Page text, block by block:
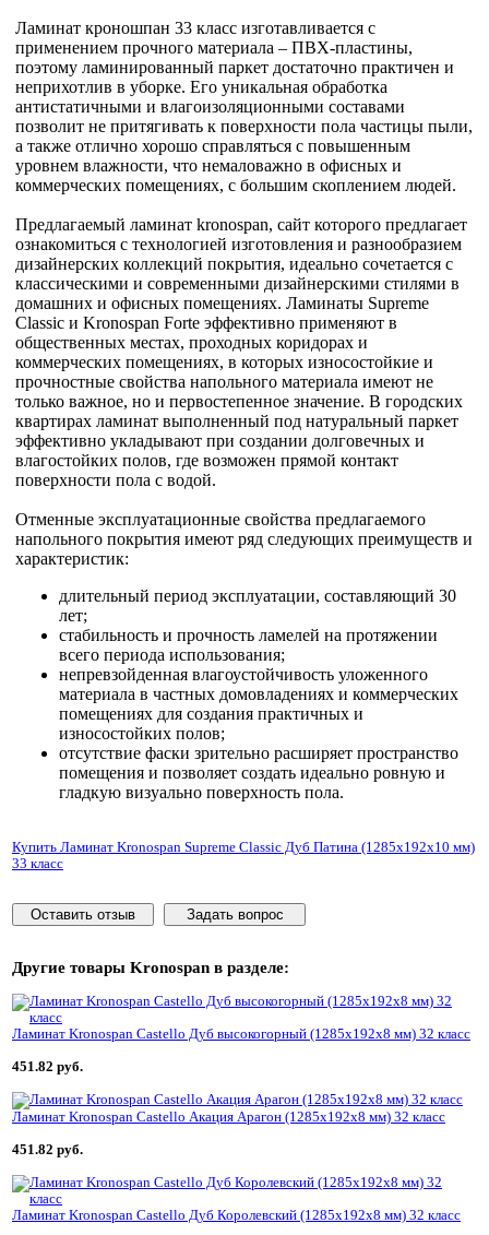
Ламинат кроношпан 33 класс изготавливается с
применением прочного материала – ПВХ-пластины,
поэтому ламинированный паркет достаточно практичен и
неприхотлив в уборке. Его уникальная обработка
антистатичными и влагоизоляционными составами
позволит не притягивать к поверхности пола частицы пыли,
а также отлично хорошо справляться с повышенным
уровнем влажности, что немаловажно в офисных и
коммерческих помещениях, с большим скоплением людей.
Предлагаемый ламинат kronospan, сайт которого предлагает
ознакомиться с технологией изготовления и разнообразием
дизайнерских коллекций покрытия, идеально сочетается с
классическими и современными дизайнерскими стилями в
домашних и офисных помещениях. Ламинаты Supreme
Classic и Kronospan Forte эффективно применяют в
общественных местах, проходных коридорах и
коммерческих помещениях, в которых износостойкие и
прочностные свойства напольного материала имеют не
только важное, но и первостепенное значение. В городских
квартирах ламинат выполненный под натуральный паркет
эффективно укладывают при создании долговечных и
влагостойких полов, где возможен прямой контакт
поверхности пола с водой.
Отменные эксплуатационные свойства предлагаемого
напольного покрытия имеют ряд следующих преимуществ и
характеристик:
длительный период эксплуатации, составляющий 30
лет;
стабильность и прочность ламелей на протяжении
всего периода использования;
непревзойденная влагоустойчивость уложенного
материала в частных домовладениях и коммерческих
помещениях для создания практичных и
износостойких полов;
отсутствие фаски зрительно расширяет пространство
помещения и позволяет создать идеально ровную и
гладкую визуально поверхность пола.
Купить Ламинат Kronospan Supreme Classic Дуб Патина (1285x192x10 мм)
33 класс
Оставить отзыв Задать вопрос
Другие товары Kronospan в разделе:
Ламинат Kronospan Castello Дуб высокогорный (1285x192x8 мм) 32 класс
451.82 руб.
Ламинат Kronospan Castello Акация Арагон (1285x192x8 мм) 32 класс
451.82 руб.
Ламинат Kronospan Castello Дуб Королевский (1285x192x8 мм) 32 класс